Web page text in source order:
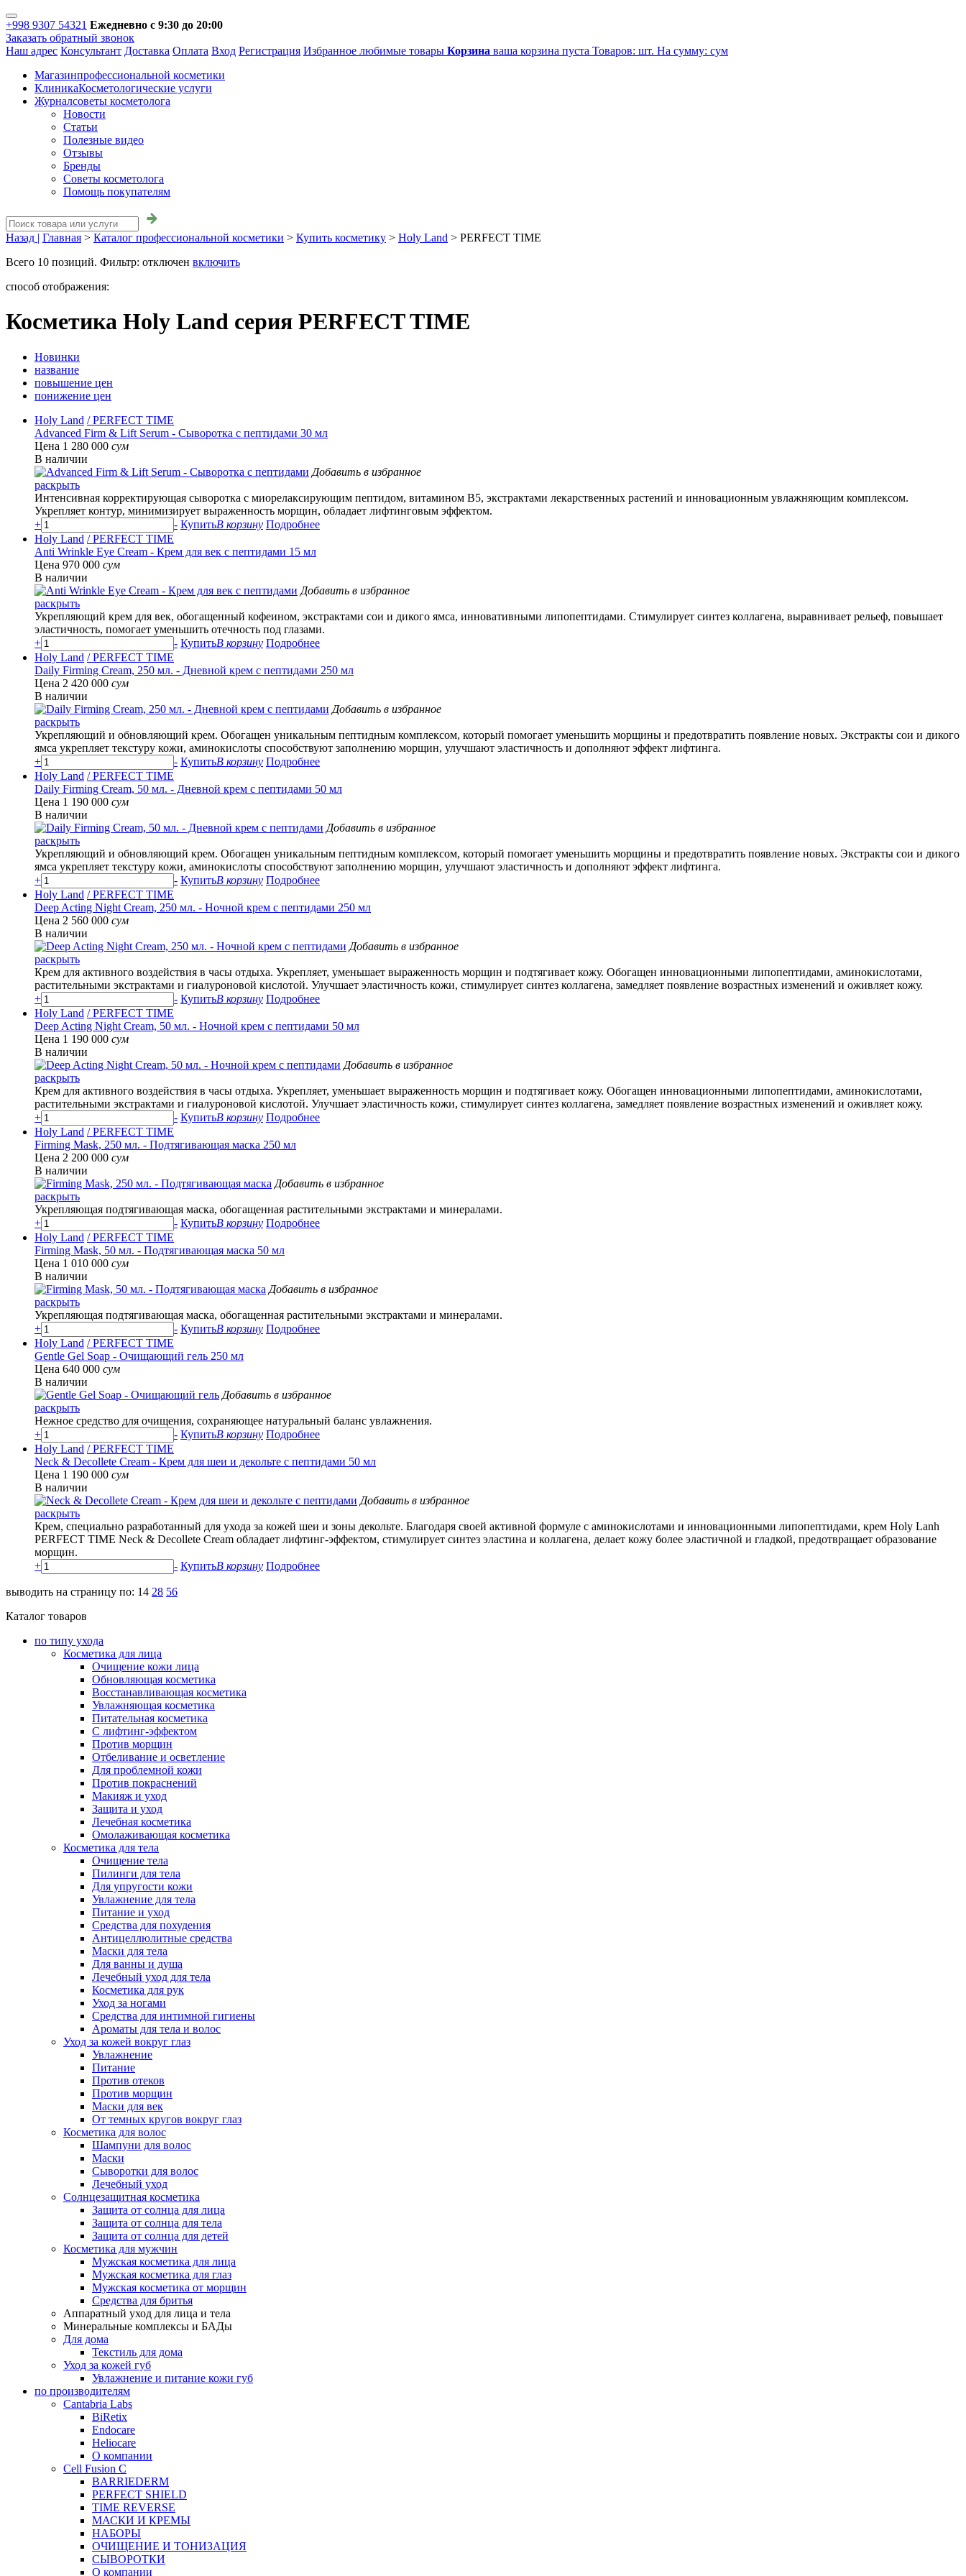
+998 9307 54321 Ежедневно с 9:30 до 20:00
Заказать обратный звонок
Наш адрес Консультант Доставка Оплата Вход Регистрация Избранное любимые товары Корзина ваша корзина пуста Товаров: шт. На сумму: сум
Магазинпрофессиональной косметики
КлиникаКосметологические услуги
Журналсоветы косметолога
Новости
Статьи
Полезные видео
Отзывы
Бренды
Советы косметолога
Помощь покупателям
Назад | Главная > Каталог профессиональной косметики > Купить косметику > Holy Land > PERFECT TIME
Всего 10 позиций. Фильтр: отключен включить
способ отображения:
Косметика Holy Land серия PERFECT TIME
Новинки
название
повышение цен
понижение цен
Holy Land / PERFECT TIME
Advanced Firm & Lift Serum - Сыворотка с пептидами 30 мл
Цена 1 280 000 сум
В наличии
Добавить в избранное
раскрыть
Интенсивная корректирующая сыворотка с миорелаксирующим пептидом, витамином В5, экстрактами лекарственных растений и инновационным увлажняющим комплексом.
Укрепляет контур, минимизирует выраженность морщин, обладает лифтинговым эффектом.
+
- КупитьВ корзину Подробнее
Holy Land / PERFECT TIME
Anti Wrinkle Eye Cream - Крем для век с пептидами 15 мл
Цена 970 000 сум
В наличии
Добавить в избранное
раскрыть
Укрепляющий крем для век, обогащенный кофеином, экстрактами сои и дикого ямса, инновативными липопептидами. Стимулирует синтез коллагена, выравнивает рельеф, повышает
эластичность, помогает уменьшить отечность под глазами.
+
- КупитьВ корзину Подробнее
Holy Land / PERFECT TIME
Daily Firming Cream, 250 мл. - Дневной крем с пептидами 250 мл
Цена 2 420 000 сум
В наличии
Добавить в избранное
раскрыть
Укрепляющий и обновляющий крем. Обогащен уникальным пептидным комплексом, который помогает уменьшить морщины и предотвратить появление новых. Экстракты сои и дикого
ямса укрепляет текстуру кожи, аминокислоты способствуют заполнению морщин, улучшают эластичность и дополняют эффект лифтинга.
+
- КупитьВ корзину Подробнее
Holy Land / PERFECT TIME
Daily Firming Cream, 50 мл. - Дневной крем с пептидами 50 мл
Цена 1 190 000 сум
В наличии
Добавить в избранное
раскрыть
Укрепляющий и обновляющий крем. Обогащен уникальным пептидным комплексом, который помогает уменьшить морщины и предотвратить появление новых. Экстракты сои и дикого
ямса укрепляет текстуру кожи, аминокислоты способствуют заполнению морщин, улучшают эластичность и дополняют эффект лифтинга.
+
- КупитьВ корзину Подробнее
Holy Land / PERFECT TIME
Deep Acting Night Cream, 250 мл. - Ночной крем с пептидами 250 мл
Цена 2 560 000 сум
В наличии
Добавить в избранное
раскрыть
Крем для активного воздействия в часы отдыха. Укрепляет, уменьшает выраженность морщин и подтягивает кожу. Обогащен инновационными липопептидами, аминокислотами,
растительными экстрактами и гиалуроновой кислотой. Улучшает эластичность кожи, стимулирует синтез коллагена, замедляет появление возрастных изменений и оживляет кожу.
+
- КупитьВ корзину Подробнее
Holy Land / PERFECT TIME
Deep Acting Night Cream, 50 мл. - Ночной крем с пептидами 50 мл
Цена 1 190 000 сум
В наличии
Добавить в избранное
раскрыть
Крем для активного воздействия в часы отдыха. Укрепляет, уменьшает выраженность морщин и подтягивает кожу. Обогащен инновационными липопептидами, аминокислотами,
растительными экстрактами и гиалуроновой кислотой. Улучшает эластичность кожи, стимулирует синтез коллагена, замедляет появление возрастных изменений и оживляет кожу.
+
- КупитьВ корзину Подробнее
Holy Land / PERFECT TIME
Firming Mask, 250 мл. - Подтягивающая маска 250 мл
Цена 2 200 000 сум
В наличии
Добавить в избранное
раскрыть
Укрепляющая подтягивающая маска, обогащенная растительными экстрактами и минералами.
+
- КупитьВ корзину Подробнее
Holy Land / PERFECT TIME
Firming Mask, 50 мл. - Подтягивающая маска 50 мл
Цена 1 010 000 сум
В наличии
Добавить в избранное
раскрыть
Укрепляющая подтягивающая маска, обогащенная растительными экстрактами и минералами.
+
- КупитьВ корзину Подробнее
Holy Land / PERFECT TIME
Gentle Gel Soap - Очищающий гель 250 мл
Цена 640 000 сум
В наличии
Добавить в избранное
раскрыть
Нежное средство для очищения, сохраняющее натуральный баланс увлажнения.
+
- КупитьВ корзину Подробнее
Holy Land / PERFECT TIME
Neck & Decollete Cream - Крем для шеи и декольте с пептидами 50 мл
Цена 1 190 000 сум
В наличии
Добавить в избранное
раскрыть
Крем, специально разработанный для ухода за кожей шеи и зоны декольте. Благодаря своей активной формуле с аминокислотами и инновационными липопептидами, крем Holy Lanh
PERFECT TIME Neck & Decollete Cream обладает лифтинг-эффектом, стимулирует синтез эластина и коллагена, делает кожу более эластичной и гладкой, предотвращает образование
морщин.
+
- КупитьВ корзину Подробнее
выводить на страницу по: 14 28 56
Каталог товаров
по типу ухода
Косметика для лица
Очищение кожи лица
Обновляющая косметика
Восстанавливающая косметика
Увлажняющая косметика
Питательная косметика
С лифтинг-эффектом
Против морщин
Отбеливание и осветление
Для проблемной кожи
Против покраснений
Макияж и уход
Защита и уход
Лечебная косметика
Омолаживающая косметика
Косметика для тела
Очищение тела
Пилинги для тела
Для упругости кожи
Увлажнение для тела
Питание и уход
Средства для похудения
Антицеллюлитные средства
Маски для тела
Для ванны и душа
Лечебный уход для тела
Косметика для рук
Уход за ногами
Средства для интимной гигиены
Ароматы для тела и волос
Уход за кожей вокруг глаз
Увлажнение
Питание
Против отеков
Против морщин
Маски для век
От темных кругов вокруг глаз
Косметика для волос
Шампуни для волос
Маски
Сыворотки для волос
Лечебный уход
Солнцезащитная косметика
Защита от солнца для лица
Защита от солнца для тела
Защита от солнца для детей
Косметика для мужчин
Мужская косметика для лица
Мужская косметика для глаз
Мужская косметика от морщин
Средства для бритья
Аппаратный уход для лица и тела
Минеральные комплексы и БАДы
Для дома
Текстиль для дома
Уход за кожей губ
Увлажнение и питание кожи губ
по производителям
Cantabria Labs
BiRetix
Endocare
Heliocare
О компании
Cell Fusion C
BARRIEDERM
PERFECT SHIELD
TIME REVERSE
МАСКИ И КРЕМЫ
НАБОРЫ
ОЧИЩЕНИЕ И ТОНИЗАЦИЯ
СЫВОРОТКИ
О компании